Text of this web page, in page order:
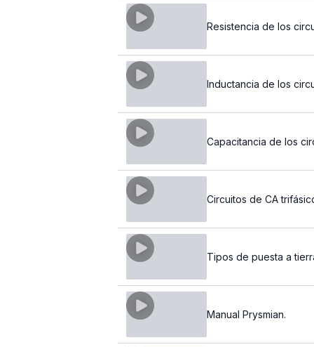
Resistencia de los
Inductancia de los
Capacitancia de los
Circuitos de CA
Tipos de puesta a
Manual Prysmian.